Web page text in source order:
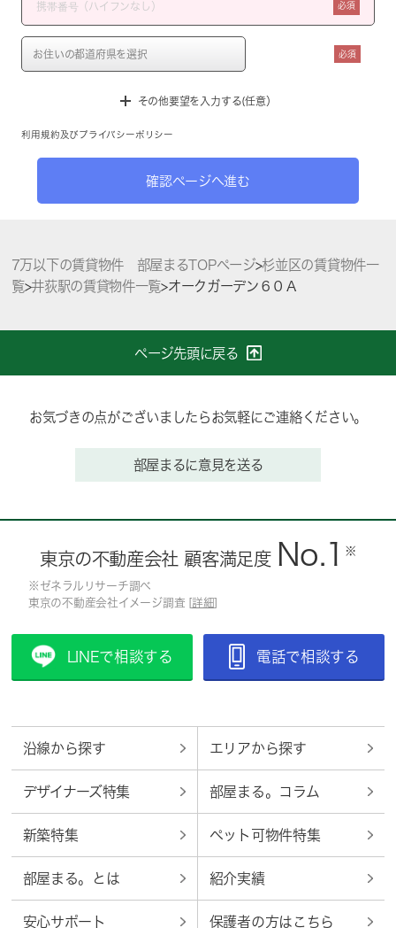
必須
必須
その他要望を入力する(任意）
利用規約 及び プライバシーポリシー
確認ページへ進む
7万以下の賃貸物件 部屋まるTOPページ>杉並区の賃貸物件一
覧>井荻駅の賃貸物件一覧>オークガーデン６０Ａ
ページ先頭に戻る
お気づきの点がございましたらお気軽にご連絡ください。
部屋まるに意見を送る
東京の不動産会社 顧客満足度 No.1 ※
※ゼネラルリサーチ調べ
東京の不動産会社イメージ調査 [ 詳細
LINEで相談する 電話で相談する
沿線から探す エリアから探す
デザイナーズ特集 部屋まる。コラム
新築特集 ペット可物件特集
部屋まる。とは 紹介実績
安心サポート 保護者の方はこちら